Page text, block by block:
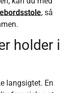
, så
holder i
langsigtet. En